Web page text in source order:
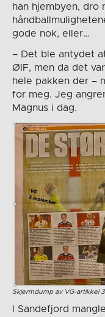
han hjembyen, dro
gode nok, eller…
– Det ble antydet
ØIF, men da det
hele pakken der –
for meg. Jeg
Magnus i dag.
Skjermdump av VG-artikkel
I Sandefjord